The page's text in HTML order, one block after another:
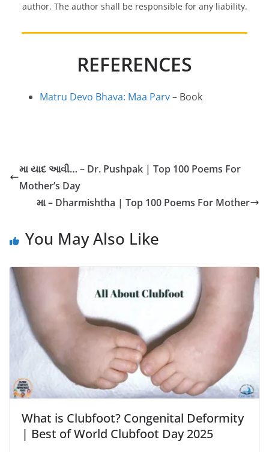
author. The author shall be responsible for any liability.
REFERENCES
Matru Devo Bhava: Maa Parv– Book
મા યાદ આવી… – Dr. Pushpak | Top 100 Poems For
Mother’s Day
મા – Dharmishtha | Top 100 Poems For Mother
You May Also Like
What is Clubfoot? Congenital Deformity
| Best of World Clubfoot Day 2025